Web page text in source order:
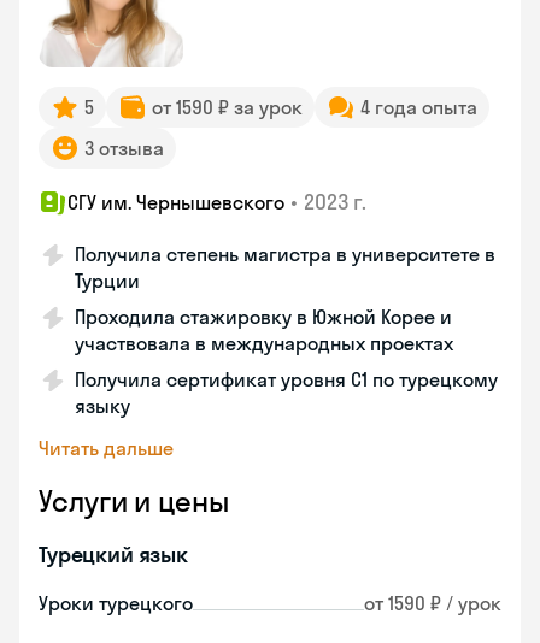
5 от 1590 ₽ за урок
4 года опыта
3 отзыва
СГУ им. Чернышевского • 2023 г.
Получила степень магистра в университете в
Турции
Проходила стажировку в Южной Корее и
участвовала в международных проектах
Получила сертификат уровня C1 по турецкому
языку
Читать дальше
Услуги и цены
Турецкий язык
Уроки турецкого от 1590 ₽ / урок